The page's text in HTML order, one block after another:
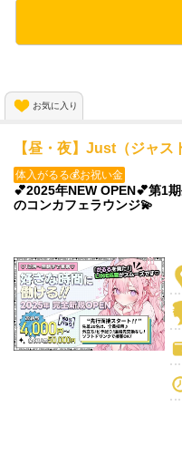
気楽な気持ちでいて大丈夫
♡・・*・・♡・・*・・♡
お気に入り
【昼・夜】Just（ジャス
体入がるる💰お祝い金
💕2025年NEW OPEN💕第1
のコンカフェラウンジ💫